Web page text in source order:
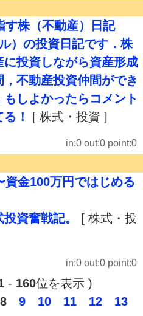
す株（不動産）日記
）の投資日記です．株
投資しながら資産形成
不動産投資仲間ができ
しよかったらコメント
！
[ 株式・投資 ]
in:0 out:0 point:0
金100万円ではじめる
資奮戦記。
[ 株式・投
in:0 out:0 point:0
- 160位を表示 )
8 9 10 11 12
13